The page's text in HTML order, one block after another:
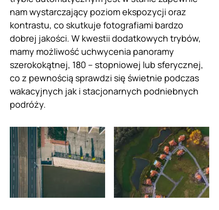
nam wystarczający poziom ekspozycji oraz
kontrastu, co skutkuje fotografiami bardzo
dobrej jakości. W kwestii dodatkowych trybów,
mamy możliwość uchwycenia panoramy
szerokokątnej, 180 – stopniowej lub sferycznej,
co z pewnością sprawdzi się świetnie podczas
wakacyjnych jak i stacjonarnych podniebnych
podróży.